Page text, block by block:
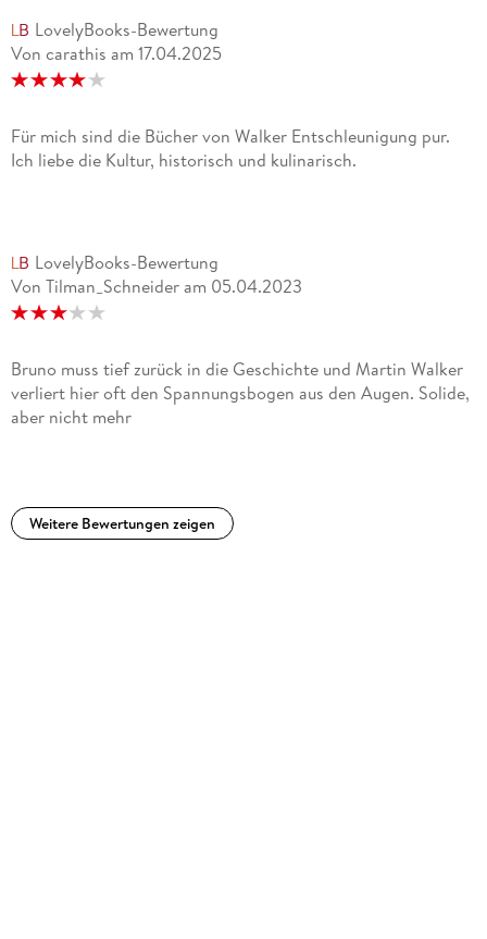
LovelyBooks-Bewertung
Von carathis am 17.04.2025
Für mich sind die Bücher von Walker Entschleunigung pur.
Ich liebe die Kultur, historisch und kulinarisch.
LovelyBooks-Bewertung
Von Tilman_Schneider am 05.04.2023
Bruno muss tief zurück in die Geschichte und Martin Walker
verliert hier oft den Spannungsbogen aus den Augen. Solide,
aber nicht mehr
Weitere Bewertungen zeigen